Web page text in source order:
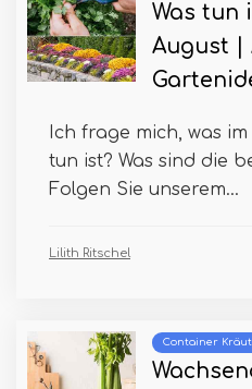
Was tun
August |
Ich frage mich, was
tun ist? Was sind die
Folgen Sie unserem...
Lilith Ritschel
Container